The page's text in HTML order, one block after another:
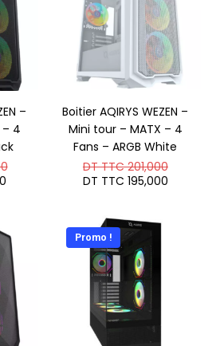
–
– 4
Le
TTC 220,000.
Le
DT
TTC 195,000.
Boitier AQIRYS WEZEN –
Mini tour – MATX – 4
Fans – ARGB White
DT TTC201,000Le
prix
DT TTC 195,000Le
Promo !